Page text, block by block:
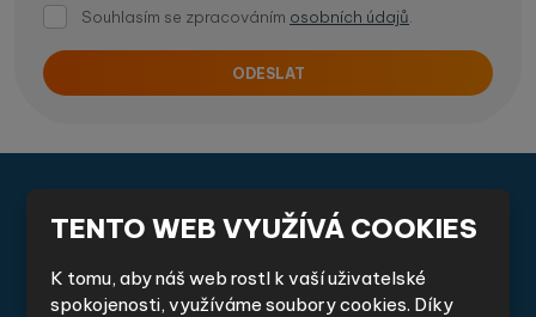
Souhlasím
zpracováním
osobních
Souhlasím se zpracováním osobních údajů
ODESLAT
se
nepodařilo
odeslat.
JSME AUTORIZOVANÝMI PARTNERY
ZNAČEK
TENTO WEB VYUŽÍVÁ COOKIES
K tomu, aby náš web rostl k vaší uživatelské
spokojenosti, využíváme soubory cookies. Díky